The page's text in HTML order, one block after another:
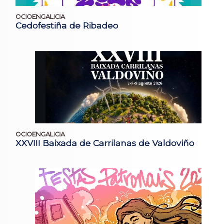
OCIOENGALICIA
Cedofestiña de Ribadeo
OCIOENGALICIA
XXVIII Baixada de Carrilanas de Valdoviño